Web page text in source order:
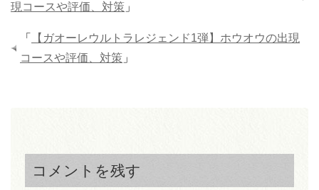
現コースや評価、対策 」
「
【ガオーレウルトラレジェンド1弾】ホウオウの出現
コースや評価、対策 」
コメントを残す